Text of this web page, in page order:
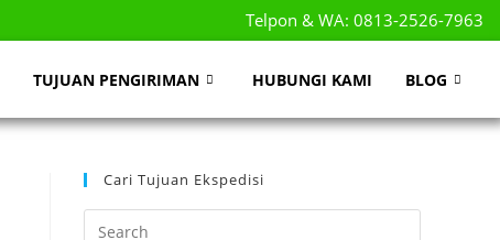
Telpon & WA: 0813-2526-7963
TUJUAN PENGIRIMAN HUBUNGI KAMI BLOG
Cari Tujuan Ekspedisi